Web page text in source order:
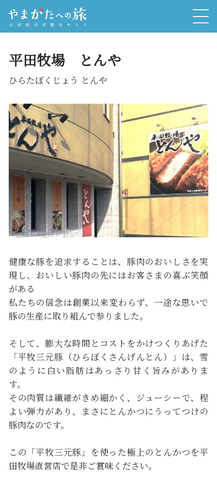
平田牧場 とんや
ひらたぼくじょう とんや
健康な豚を追求することは、豚肉のおいしさを実
現し、おいしい豚肉の先にはお客さまの喜ぶ笑顔
がある
私たちの信念は創業以来変わらず、一途な思いで
豚の生産に取り組んで参りました。
そして、膨大な時間とコストをかけつくりあげた
「平牧三元豚（ひらぼくさんげんとん）」は、雪
のように白い脂肪はあっさり甘く旨みがありま
す。
その肉質は繊維がきめ細かく、ジューシーで、程
よい弾力があり、まさにとんかつにうってつけの
豚肉なのです。
この「平牧三元豚」を使った極上のとんかつを平
田牧場直営店で是非ご賞味ください。